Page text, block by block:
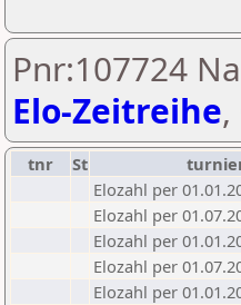
Pnr:107724
Elo-Zeitreihe,
tnr St
Elozahl per
Elozahl per
Elozahl per
Elozahl per
Elozahl per